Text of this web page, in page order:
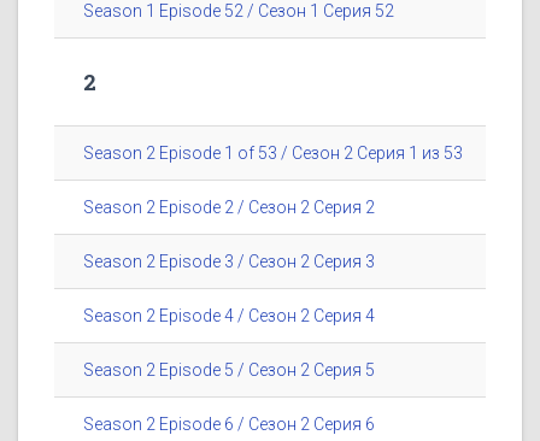
Season 1 Episode 52 / Сезон 1 Серия 52
2
Season 2 Episode 1 of 53 / Сезон 2 Серия 1 из 53
Season 2 Episode 2 / Сезон 2 Серия 2
Season 2 Episode 3 / Сезон 2 Серия 3
Season 2 Episode 4 / Сезон 2 Серия 4
Season 2 Episode 5 / Сезон 2 Серия 5
Season 2 Episode 6 / Сезон 2 Серия 6